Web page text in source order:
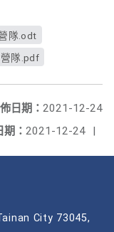
隊.odt
隊.pdf
日期： 2021-12-24
： 2021-12-24 |
City 73045,